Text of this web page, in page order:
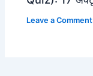
Leave a Comment